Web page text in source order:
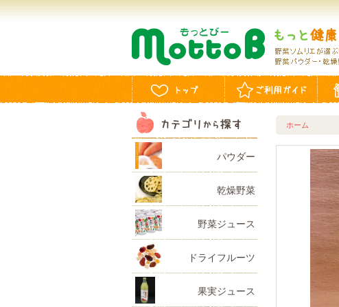
パウダー
乾燥野菜
野菜ジュース
ドライフルーツ
果実ジュース
ホーム